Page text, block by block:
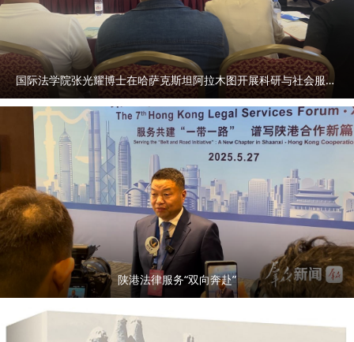
国际法学院张光耀博士在哈萨克斯坦阿拉木图开展科研与社会服务活动
陕港法律服务“双向奔赴”